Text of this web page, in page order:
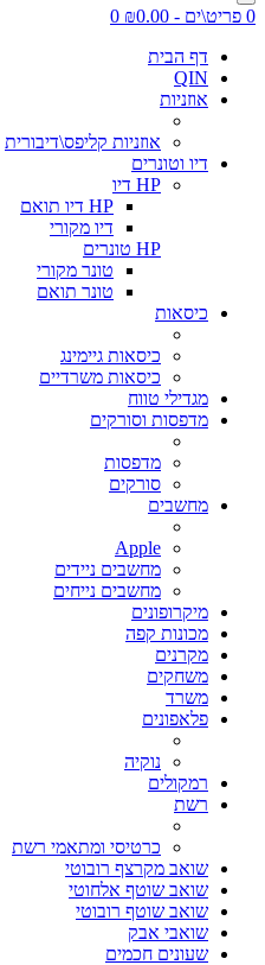
0 פריט\ים - ₪0.00
0
דף הבית
QIN
אוזניות
אוזניות קליפס\דיבורית
דיו וטונרים
HP דיו
HP דיו תואם
דיו מקורי
HP טונרים
טונר מקורי
טונר תואם
כיסאות
כיסאות גיימינג
כיסאות משרדיים
מגדילי טווח
מדפסות וסורקים
מדפסות
סורקים
מחשבים
Apple
מחשבים ניידים
מחשבים נייחים
מיקרופונים
מכונות קפה
מקרנים
משחקים
משרד
פלאפונים
נוקיה
רמקולים
רשת
כרטיסי ומתאמי רשת
שואב מקרצף רובוטי
שואב שוטף אלחוטי
שואב שוטף רובוטי
שואבי אבק
שעונים חכמים